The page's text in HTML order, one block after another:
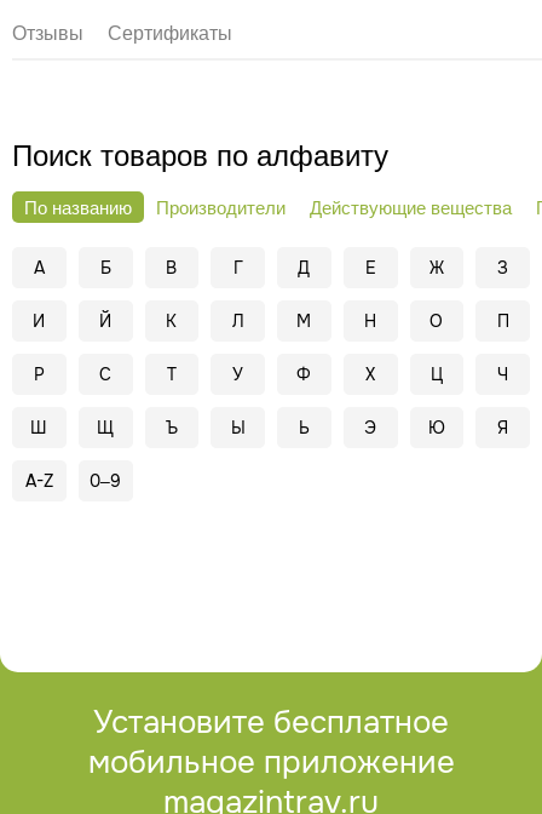
Отзывы Сертификаты
Поиск товаров по алфавиту
По названию Производители Действующие вещества
А Б В Г Д Е Ж З
И Й К Л М Н О П
Р С Т У Ф Х Ц Ч
Ш Щ Ъ Ы Ь Э Ю Я
A-Z 0–9
Установите бесплатное
мобильное приложение
magazintrav.ru